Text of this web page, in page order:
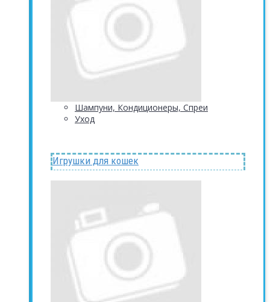
Шампуни, Кондиционеры, Спреи
Уход
Игрушки для кошек